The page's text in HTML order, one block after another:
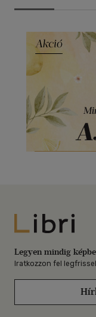
Libri
Legyen mindig
Iratkozzon fel